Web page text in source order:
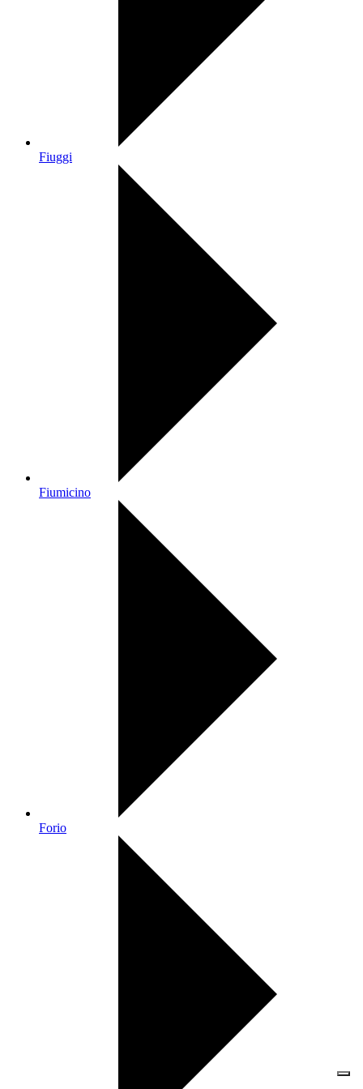
Fiuggi
Fiumicino
Forio